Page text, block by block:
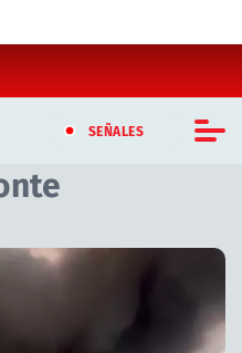
SEÑALES